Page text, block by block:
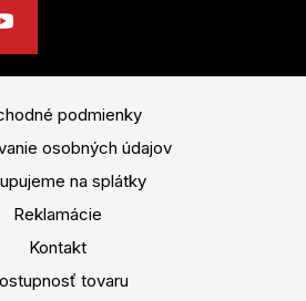
podmienky
osobných údajov
na splátky
Reklamácie
Kontakt
tovaru